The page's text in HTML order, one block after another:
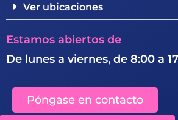
Ver ubicaciones
Estamos abiertos de
De lunes a viernes, de 8:00 a
Póngase en contacto